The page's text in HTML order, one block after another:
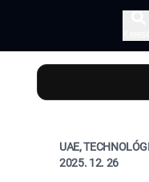
UAE,
2025. 12. 26